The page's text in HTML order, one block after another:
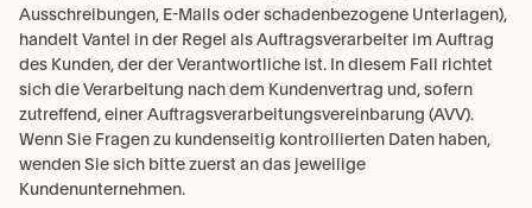
Ausschreibungen, E-Mails oder schadenbezogene Unterlagen),
handelt Vantel in der Regel als Auftragsverarbeiter im Auftrag
des Kunden, der der Verantwortliche ist. In diesem Fall richtet
sich die Verarbeitung nach dem Kundenvertrag und, sofern
zutreffend, einer Auftragsverarbeitungsvereinbarung (AVV).
Wenn Sie Fragen zu kundenseitig kontrollierten Daten haben,
wenden Sie sich bitte zuerst an das jeweilige
Kundenunternehmen.